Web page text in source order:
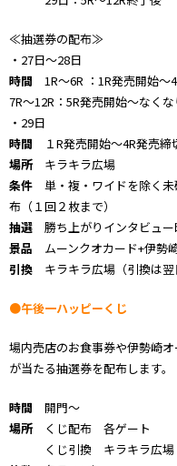
≪抽選券の配布≫
・27日～28日
時間 1R〜6R ：1R発売開始～
7R〜12R：5R発売開始〜なく
・29日
時間
１R発売開始～4R発売締
場所キラキラ広場
条件 単・複・ワイドを除く
布（１回２枚まで）
抽選 勝ち上がりインタビュ
景品 ムーンクオカード+伊勢
引換 キラキラ広場（引換は翌
●午後一ハッピーくじ
場内売店のお食事券や伊勢崎
が当たる抽選券を配布します。
時間 開門〜
場所くじ配布 各ゲート
くじ引換 キラキラ広場